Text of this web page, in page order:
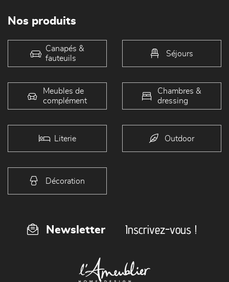
Nos produits
Canapés &
fauteuils
Séjours
Meubles de
complément
Chambres &
dressing
Literie Outdoor
Décoration
Newsletter Inscrivez-vous !